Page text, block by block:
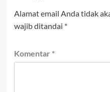
Alamat email Anda tidak
wajib ditandai *
Komentar *